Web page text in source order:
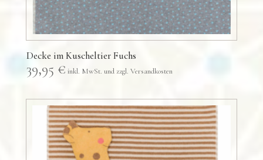
Decke im Kuscheltier Fuchs
39,95 €